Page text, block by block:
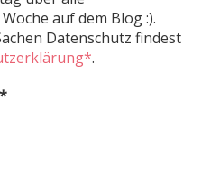
auf dem Blog :).
Datenschutz findest
.
*